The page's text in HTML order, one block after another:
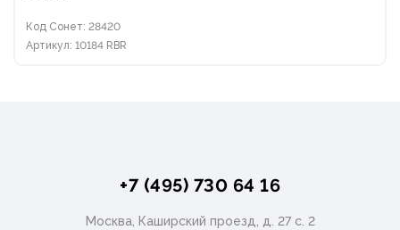
Код Сонет: 28420
Артикул: 10184 RBR
+7 (495) 730 64 16
Москва, Каширский проезд, д. 27 с. 2